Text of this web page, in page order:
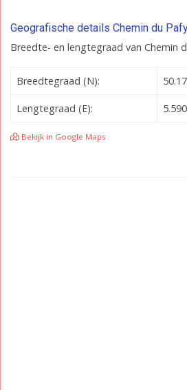
Geografische details Chemin du
Breedte- en lengtegraad van Chemin
Breedtegraad (N):
Lengtegraad (E):
Bekijk in Google Maps